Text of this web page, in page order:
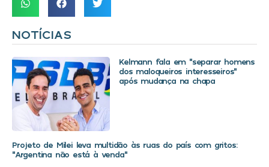
NOTÍCIAS
Kelmann fala em “separar homens
dos maloqueiros interesseiros”
após mudança na chapa
Projeto de Milei leva multidão às ruas do país com gritos:
“Argentina não está à venda”